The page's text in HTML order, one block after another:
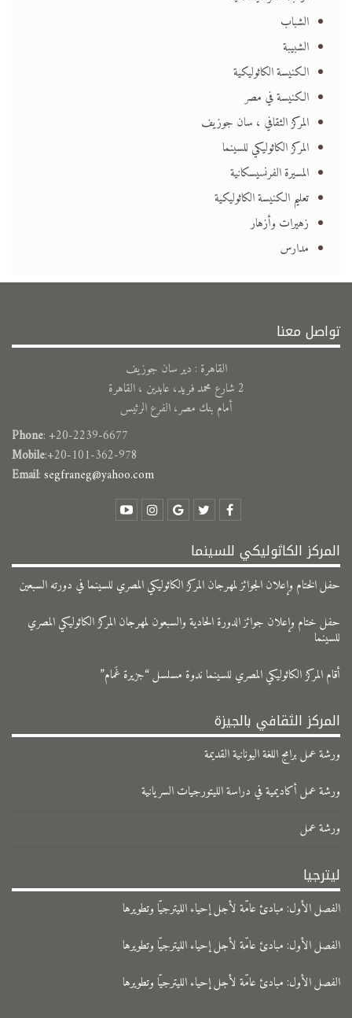
الشباب
الشبيبة
الكنيسة الكاثوليكية
الكنيسة في مصر
المركز الثقافي ، سان جوزيف
المركز الكاثوليكي للسينما
المسيرة الفرنسيسكانية
تعليم الكنيسة الكاثوليكية
زهيرات وأزهار
مدارس
تواصل معنا
القاهرة : دير سان جوزيف
2 شارع محمد فريد، عابدين ، القاهرة
أمام بنك مصر، الفرع الرئيس
Phone: +20-2239-6677
Mobile:+20-101-362-978
Email:segfraneg@yahoo.com
المركز الكاثوليكي للسينما
حفل الختام وإعلان الجوائز لمهرجان المركز الكاثوليكي المصري للسينما في دورته السبعين
حفل ختام وإعلان جوائز الدورة الحادية والسبعون لمهرجان المركز الكاثوليكي المصري
للسينما
​أقام المركز الكاثوليكي المصري للسينما ندوة مسلسل “جزيرة غَمام”
المركز الثقافي بالجيزة
ورشة عمل برامج اللغة اليونانية القديمة
ورشة عمل أكاديمية في دراسة الليتورجيات السريانية
ورشة عمل
ليترجيا
الفصل الأول: مبادئ عامّة لأجل إحياء الليترجيّا وتطويرها
الفصل الأول: مبادئ عامّة لأجل إحياء الليترجيّا وتطويرها
الفصل الأول: مبادئ عامّة لأجل إحياء الليترجيّا وتطويرها